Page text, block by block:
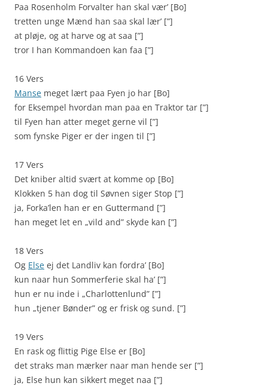
Paa Rosenholm Forvalter han skal vær’ [Bo]
tretten unge Mænd han saa skal lær’ [”]
at pløje, og at harve og at saa [”]
tror I han Kommandoen kan faa [”]
16 Vers
Manse meget lært paa Fyen jo har [Bo]
for Eksempel hvordan man paa en Traktor tar [”]
til Fyen han atter meget gerne vil [”]
som fynske Piger er der ingen til [”]
17 Vers
Det kniber altid svært at komme op [Bo]
Klokken 5 han dog til Søvnen siger Stop [”]
ja, Forka’len han er en Guttermand [”]
han meget let en „vild and” skyde kan [”]
18 Vers
Og Else ej det Landliv kan fordra’ [Bo]
kun naar hun Sommerferie skal ha’ [”]
hun er nu inde i „Charlottenlund” [”]
hun „tjener Bønder” og er frisk og sund. [”]
19 Vers
En rask og flittig Pige Else er [Bo]
det straks man mærker naar man hende ser [”]
ja, Else hun kan sikkert meget naa [”]